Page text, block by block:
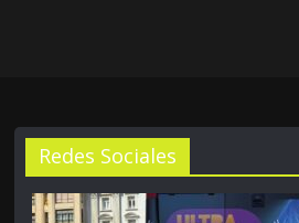
Redes Sociales